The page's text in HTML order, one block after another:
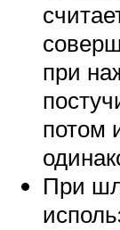
при
потом
При